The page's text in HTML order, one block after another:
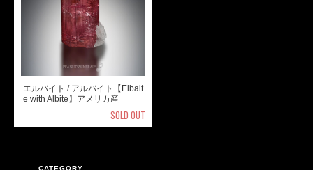
エルバイト / アルバイト【Elbait
e with Albite】アメリカ産
SOLD OUT
CATEGORY